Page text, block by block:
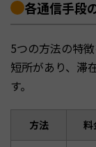
各通信手段
5つの方法の特
短所があり、滞
す。
方法 料